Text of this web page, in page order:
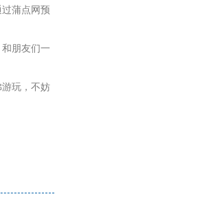
蒲点网预
朋友们一
玩，不妨